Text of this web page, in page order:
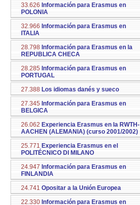
33.626 Información para Erasmus en
POLONIA
32.966 Información para Erasmus en
ITALIA
28.798 Información para Erasmus en la
REPUBLICA CHECA
28.285 Información para Erasmus en
PORTUGAL
27.388 Los idiomas danés y sueco
27.345 Información para Erasmus en
BELGICA
26.062 Experiencia Erasmus en la RWTH-
AACHEN (ALEMANIA) (curso 2001/2002)
25.771 Experiencia Erasmus en el
POLITÉCNICO DI MILANO
24.947 Información para Erasmus en
FINLANDIA
24.741 Opositar a la Unión Europea
22.330 Información para Erasmus en